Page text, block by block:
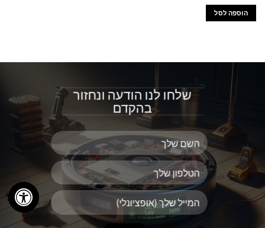
הוספה לסל
שלחו לנו הודעה ונחזור
בהקדם